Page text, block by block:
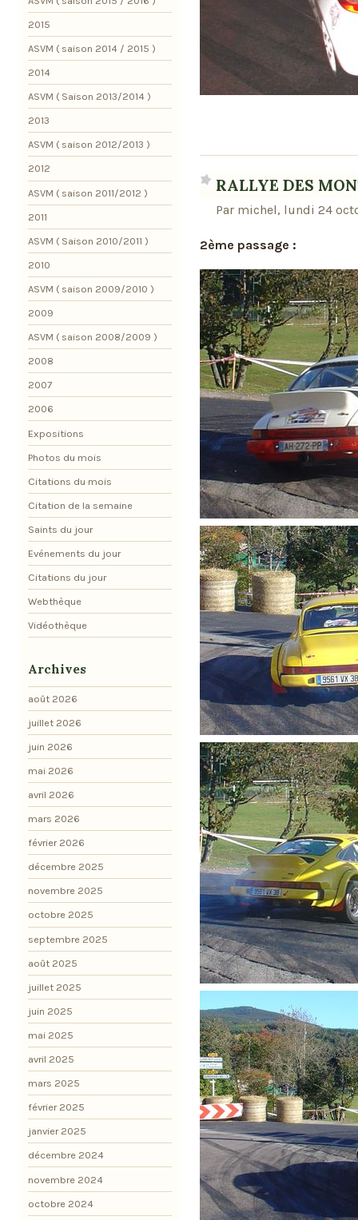
RALLYE DES
Par michel, lundi 24
2ème passage :
2015
ASVM ( saison 2014 / 2015 )
2014
ASVM ( Saison 2013/2014 )
2013
ASVM ( saison 2012/2013 )
2012
ASVM ( saison 2011/2012 )
2011
ASVM ( Saison 2010/2011 )
2010
ASVM ( saison 2009/2010 )
2009
ASVM ( saison 2008/2009 )
2008
2007
2006
Expositions
Photos du mois
Citations du mois
Citation de la semaine
Saints du jour
Evénements du jour
Citations du jour
Webthèque
Vidéothèque
Archives
août 2026
juillet 2026
juin 2026
mai 2026
avril 2026
mars 2026
février 2026
décembre 2025
novembre 2025
octobre 2025
septembre 2025
août 2025
juillet 2025
juin 2025
mai 2025
avril 2025
mars 2025
février 2025
janvier 2025
décembre 2024
novembre 2024
octobre 2024